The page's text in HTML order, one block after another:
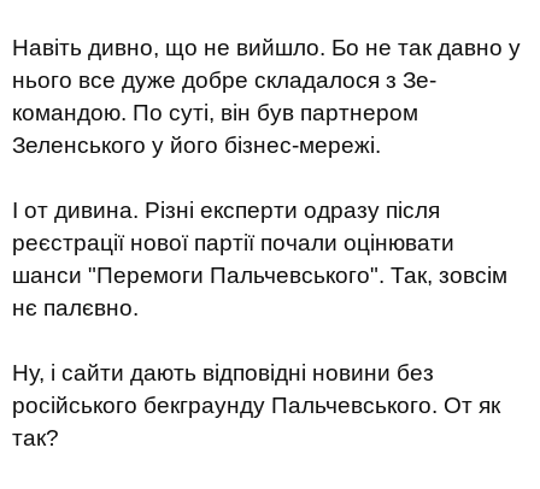
Навіть дивно, що не вийшло. Бо не так давно у
нього все дуже добре складалося з Зе-
командою. По суті, він був партнером
Зеленського у його бізнес-мережі.
І от дивина. Різні експерти одразу після
реєстрації нової партії почали оцінювати
шанси "Перемоги Пальчевського". Так, зовсім
нє палєвно.
Ну, і сайти дають відповідні новини без
російського бекграунду Пальчевського. От як
так?